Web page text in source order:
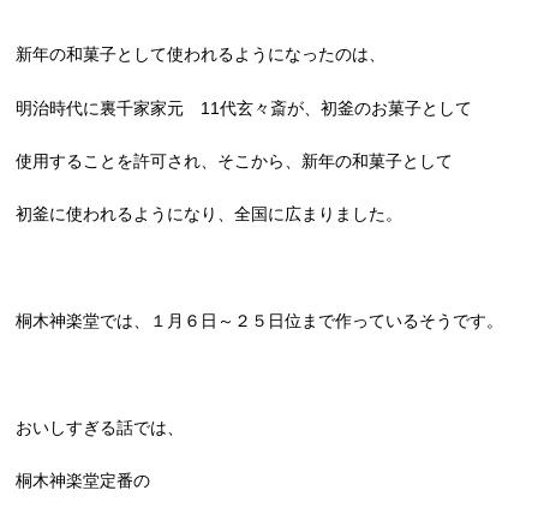
新年の和菓子として使われるようになったのは、
明治時代に裏千家家元 11代玄々斎が、初釜のお菓子として
使用することを許可され、そこから、新年の和菓子として
初釜に使われるようになり、全国に広まりました。
桐木神楽堂では、１月６日～２５日位まで作っているそうです。
おいしすぎる話では、
桐木神楽堂定番の